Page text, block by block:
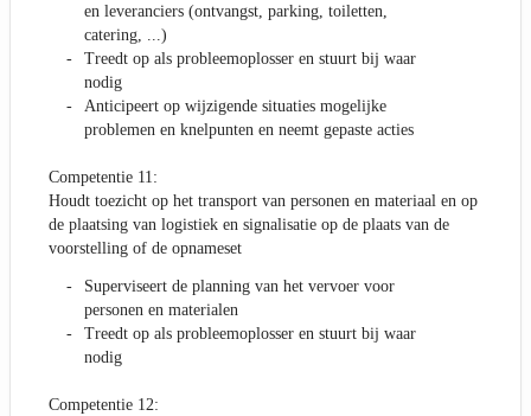
en leveranciers (ontvangst, parking, toiletten,
catering, ...)
Treedt op als probleemoplosser en stuurt bij waar
nodig
Anticipeert op wijzigende situaties mogelijke
problemen en knelpunten en neemt gepaste acties
Competentie 11:
Houdt toezicht op het transport van personen en materiaal en op
de plaatsing van logistiek en signalisatie op de plaats van de
voorstelling of de opnameset
Superviseert de planning van het vervoer voor
personen en materialen
Treedt op als probleemoplosser en stuurt bij waar
nodig
Competentie 12: